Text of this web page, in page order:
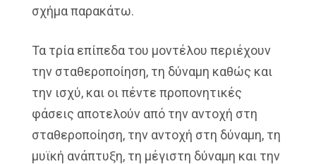
σχήμα παρακάτω.
Τα τρία επίπεδα του μοντέλου περιέχουν
την σταθεροποίηση, τη δύναμη καθώς και
την ισχύ, και οι πέντε προπονητικές
φάσεις αποτελούν από την αντοχή στη
σταθεροποίηση, την αντοχή στη δύναμη, τη
μυϊκή ανάπτυξη, τη μέγιστη δύναμη και την